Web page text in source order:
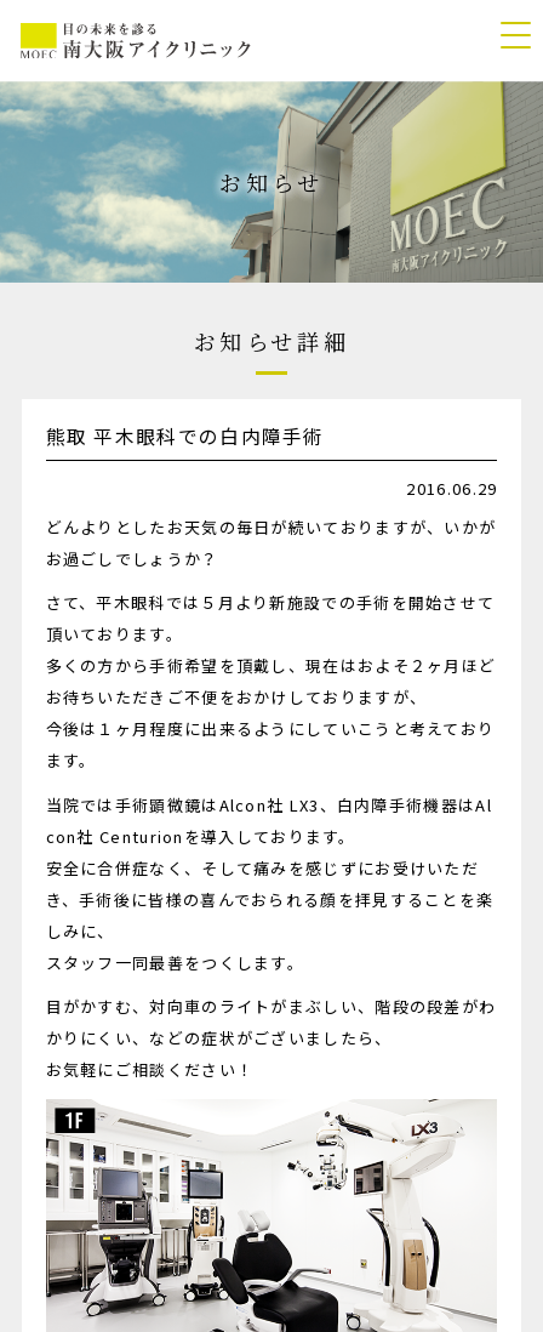
お知らせ
お知らせ詳細
熊取 平木眼科での白内障手術
2016.06.29
どんよりとしたお天気の毎日が続いておりますが、いかが
お過ごしでしょうか？
さて、平木眼科では５月より新施設での手術を開始させて
頂いております。
多くの方から手術希望を頂戴し、現在はおよそ２ヶ月ほど
お待ちいただきご不便をおかけしておりますが、
今後は１ヶ月程度に出来るようにしていこうと考えており
ます。
当院では手術顕微鏡はAlcon社 LX3、白内障手術機器はAl
con社 Centurionを導入しております。
安全に合併症なく、そして痛みを感じずにお受けいただ
き、手術後に皆様の喜んでおられる顔を拝見することを楽
しみに、
スタッフ一同最善をつくします。
目がかすむ、対向車のライトがまぶしい、階段の段差がわ
かりにくい、などの症状がございましたら、
お気軽にご相談ください！